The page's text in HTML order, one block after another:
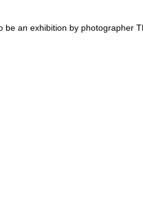
an exhibition by photographer